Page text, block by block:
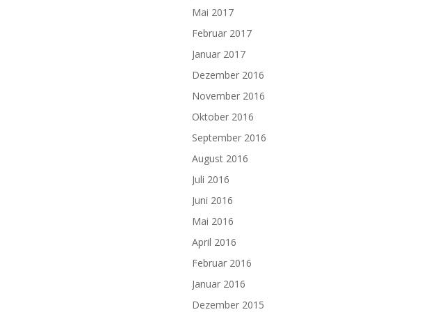
Mai 2017
Februar 2017
Januar 2017
Dezember 2016
November 2016
Oktober 2016
September 2016
August 2016
Juli 2016
Juni 2016
Mai 2016
April 2016
Februar 2016
Januar 2016
Dezember 2015